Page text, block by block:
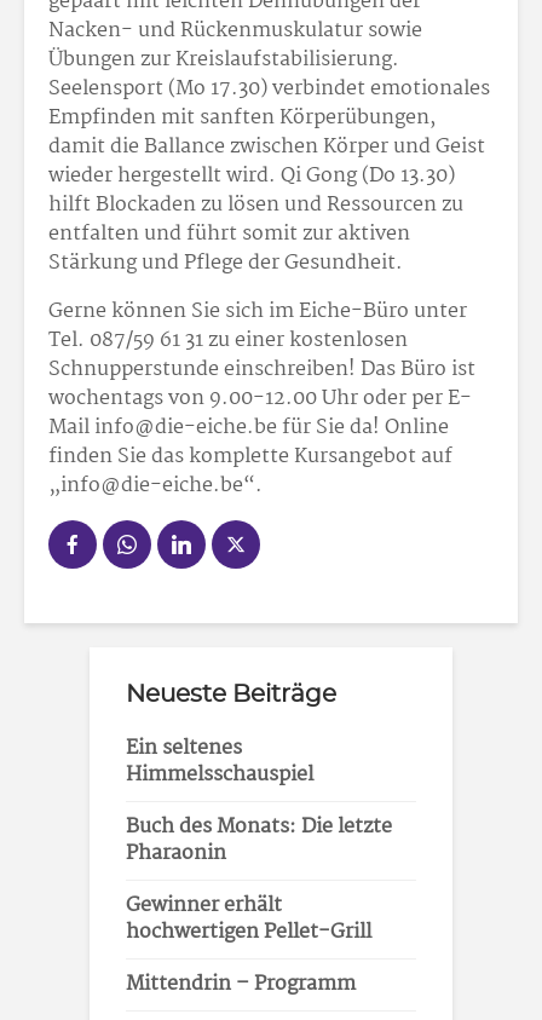
Nacken- und Rückenmuskulatur sowie
Übungen zur Kreislaufstabilisierung.
Seelensport (Mo 17.30) verbindet emotionales
Empfinden mit sanften Körperübungen,
damit die Ballance zwischen Körper und Geist
wieder hergestellt wird. Qi Gong (Do 13.30)
hilft Blockaden zu lösen und Ressourcen zu
entfalten und führt somit zur aktiven
Stärkung und Pflege der Gesundheit.
Gerne können Sie sich im Eiche-Büro unter
Tel. 087/59 61 31 zu einer kostenlosen
Schnupperstunde einschreiben! Das Büro ist
wochentags von 9.00-12.00 Uhr oder per E-
Mail info@die-eiche.be für Sie da! Online
finden Sie das komplette Kursangebot auf
„info@die-eiche.be“.
Neueste Beiträge
Ein seltenes
Himmelsschauspiel
Buch des Monats: Die letzte
Pharaonin
Gewinner erhält
hochwertigen Pellet-Grill
Mittendrin – Programm